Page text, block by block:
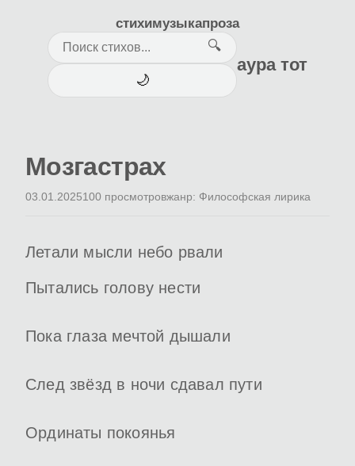
стихимузыкапроза
🔍
🌙
аура тот
Мозгастрах
03.01.2025100 просмотровжанр: Философская лирика
Летали мысли небо рвали
Пытались голову нести
Пока глаза мечтой дышали
След звёзд в ночи сдавал пути
Ординаты покоянья